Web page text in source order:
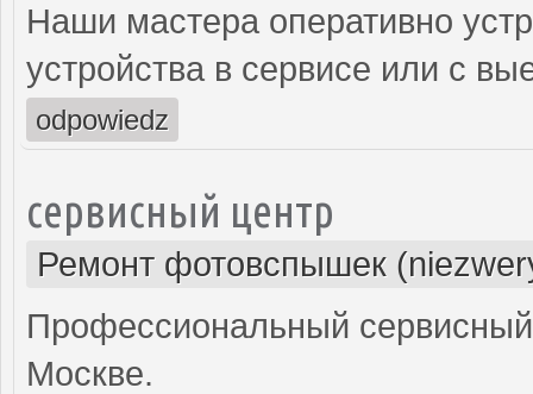
Наши мастера оперативно
устройства в сервисе или с
odpowiedz
сервисный центр
Ремонт фотовспышек
Профессиональный
Москве.